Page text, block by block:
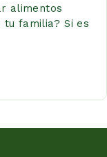
alimentos
familia? Si es